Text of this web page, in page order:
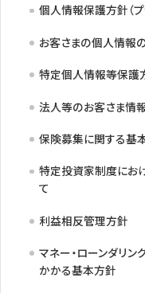
個人情報保護方針（プ
お客さまの個人情報
特定個人情報等保護
法人等のお客さま情
保険募集に関する基
特定投資家制度にお
て
利益相反管理方針
マネー・ローンダリ
かかる基本方針